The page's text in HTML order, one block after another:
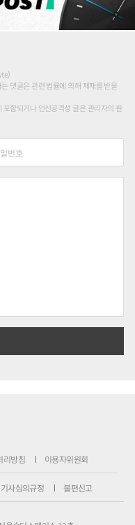
댓글은 관련 법률에 의해 제재를 받을
함되거나 인신공격성 글은 관리자의 판
리방침 이용자위원회
기사심의규정 불편신고